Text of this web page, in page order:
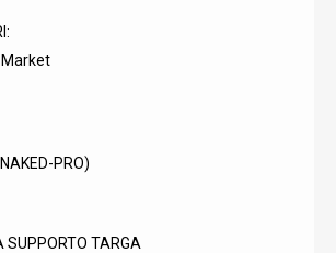
PRO)
SUPPORTO TARGA